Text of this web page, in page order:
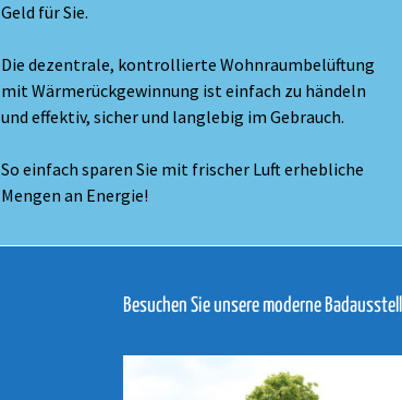
Geld für Sie.
Die dezentrale, kontrollierte Wohnraumbelüftung
mit Wärmerückgewinnung ist einfach zu händeln
und effektiv, sicher und langlebig im Gebrauch.
So einfach sparen Sie mit frischer Luft erhebliche
Mengen an Energie!
Besuchen Sie unsere moderne